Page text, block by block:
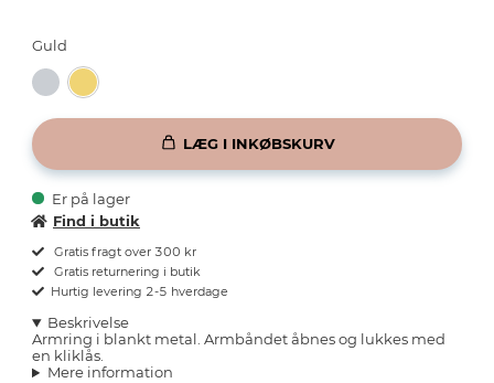
Guld
LÆG I INKØBSKURV
Er på lager
Find i butik
Gratis fragt over 300 kr
Gratis returnering i butik
Hurtig levering 2-5 hverdage
Beskrivelse
Armring i blankt metal. Armbåndet åbnes og lukkes med
en kliklås.
Mere information